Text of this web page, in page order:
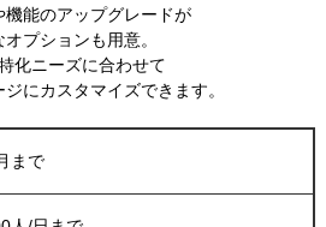
機能のアップグレードが
プションも用意。
化ニーズに合わせて
にカスタマイズできます。
まで